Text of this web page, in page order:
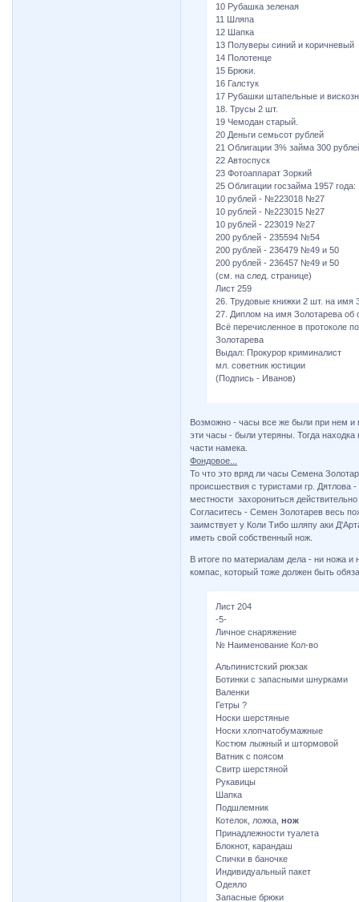
10 Рубашка зеленая
11 Шляпа
12 Шапка
13 Полуверы синий и коричневый
14 Полотенце
15 Брюки.
16 Галстук
17 Рубашки штапельные и
18. Трусы 2 шт.
19 Чемодан старый.
20 Деньги семьсот рублей
21 Облигации 3% займа 300
22 Автоспуск
23 Фотоаппарат Зоркий
25 Облигации госзайма 1957 года:
10 рублей - №223018 №27
10 рублей - №223015 №27
10 рублей - 223019 №27
200 рублей - 235594 №54
200 рублей - 236479 №49 и 50
200 рублей - 236457 №49 и 50
(см. на след. странице)
Лист 259
26. Трудовые книжки 2 шт. на имя
27. Диплом на имя Золотарева об
Всё перечисленное в протоколе
Золотарева
Выдал: Прокурор криминалист
мл. советник юстиции
(Подпись - Иванов)
Возможно - часы все же были при нем и
эти часы - были утеряны. Тогда находка
части намека.
Фондовое...
То что это вряд ли часы Семена
происшествия с туристами гр. Дятлова
местности захорониться
Согласитесь - Семен Золотарев весь
заимствует у Коли Тибо шляпу аки
иметь свой собственный нож.
В итоге по материалам дела - ни ножа и
компас, который тоже должен быть
Лист 204
-5-
Личное снаряжение
№ Наименование Кол-во
Альпинистский рюкзак
Ботинки с запасными шнурками
Валенки
Гетры ?
Носки шерстяные
Носки хлопчатобумажные
Костюм лыжный и штормовой
Ватник с поясом
Свитр шерстяной
Рукавицы
Шапка
Подшлемник
Котелок, ложка, нож
Принадлежности туалета
Блокнот, карандаш
Спички в баночке
Индивидуальный пакет
Одеяло
Запасные брюки